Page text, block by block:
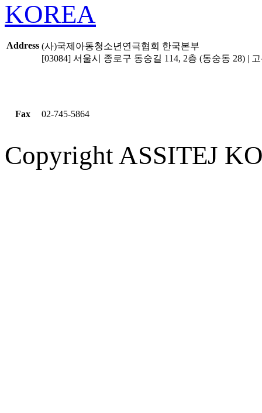
Address (사)국제아동청소년연극협회 한국본부
[03084] 서울시 종로구 동숭길 114, 2층 (동숭동 28) |
Fax 02-745-5864
Copyright ASSITEJ